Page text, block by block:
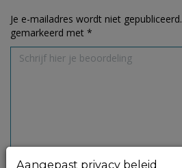
Je e-mailadres wordt niet gepubliceerd.
gemarkeerd met *
Aangepast privacy beleid